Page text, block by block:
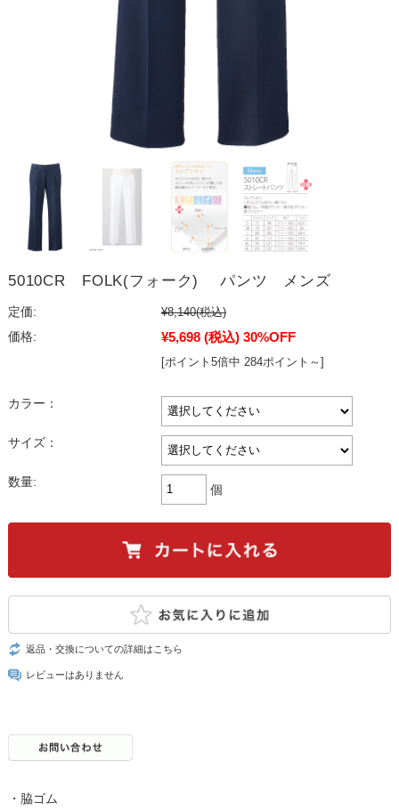
5010CR FOLK(フォーク) パンツ メンズ
定価: ¥8,140(税込)
価格:
¥5,698 (税込) 30%OFF
[ポイント5倍中 284ポイント～]
カラー：
サイズ：
数量:
個
返品・交換についての詳細はこちら
レビューはありません
・脇ゴム